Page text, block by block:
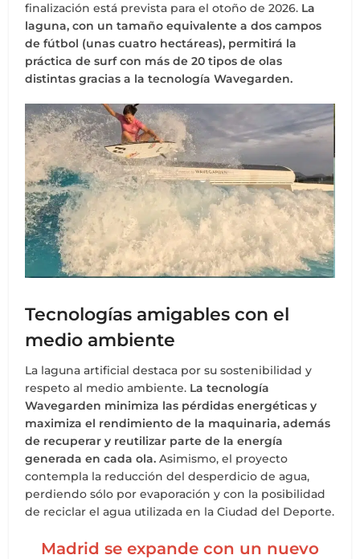
finalización está prevista para el otoño de 2026. La
laguna, con un tamaño equivalente a dos campos
de fútbol (unas cuatro hectáreas), permitirá la
práctica de surf con más de 20 tipos de olas
distintas gracias a la tecnología Wavegarden.
Tecnologías amigables con el
medio ambiente
La laguna artificial destaca por su sostenibilidad y
respeto al medio ambiente. La tecnología
Wavegarden minimiza las pérdidas energéticas y
maximiza el rendimiento de la maquinaria, además
de recuperar y reutilizar parte de la energía
generada en cada ola. Asimismo, el proyecto
contempla la reducción del desperdicio de agua,
perdiendo sólo por evaporación y con la posibilidad
de reciclar el agua utilizada en la Ciudad del Deporte.
Madrid se expande con un nuevo